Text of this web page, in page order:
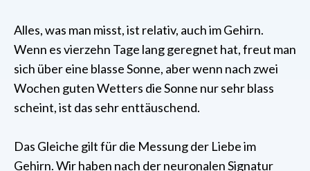
Alles, was man misst, ist relativ, auch im Gehirn.
Wenn es vierzehn Tage lang geregnet hat, freut man
sich über eine blasse Sonne, aber wenn nach zwei
Wochen guten Wetters die Sonne nur sehr blass
scheint, ist das sehr enttäuschend.
Das Gleiche gilt für die Messung der Liebe im
Gehirn. Wir haben nach der neuronalen Signatur